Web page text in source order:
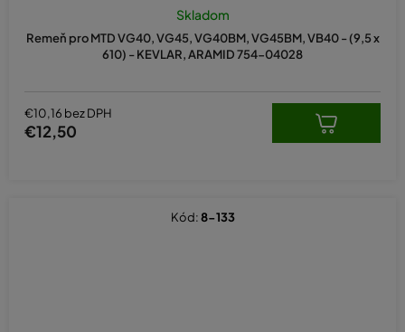
Remeň pro MTD VG40, VG45, VG40BM, VG45BM, VB40 - (9,5 x
610) - KEVLAR, ARAMID 754-04028
Skladom
€10,16 bez DPH
€12,50
Kód:8-133